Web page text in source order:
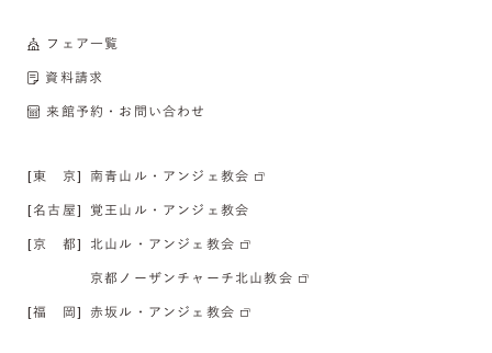
フェア一覧
資料請求
来館予約・お問い合わせ
[東 京] 南青山ル・アンジェ教会
[名古屋] 覚王山ル・アンジェ教会
[京 都] 北山ル・アンジェ教会
京都ノーザンチャーチ北山教会
[福 岡] 赤坂ル・アンジェ教会